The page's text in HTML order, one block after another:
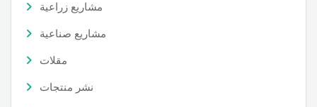
مشاريع زراعية
مشاريع صناعية
مقلات
نشر منتجات